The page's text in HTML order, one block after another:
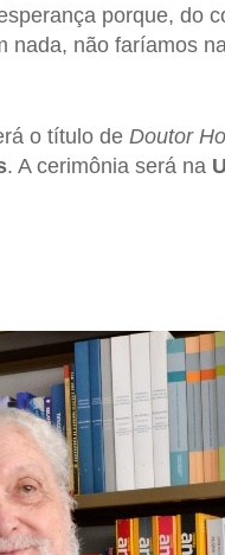
porque, do
nada, não faríamos
o título de Doutor
. A cerimônia será na